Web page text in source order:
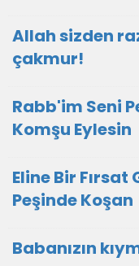
Allah sizden
çakmur!
Rabb'im Seni
Komşu Eylesin
Eline Bir Fırsat
Peşinde Koşan
Babanızın